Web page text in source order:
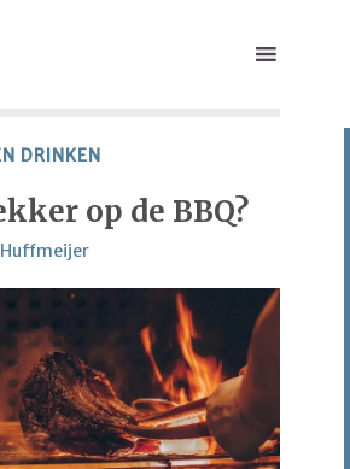
DRINKEN
op de BBQ?
Huffmeijer